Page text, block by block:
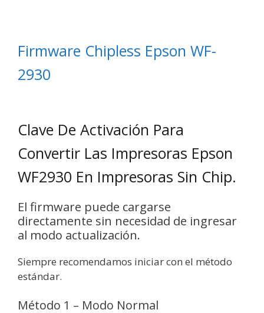
Firmware Chipless Epson WF-
2930
Clave De Activación Para
Convertir Las Impresoras Epson
WF2930 En Impresoras Sin Chip.
El firmware puede cargarse
directamente sin necesidad de ingresar
al modo actualización.
Siempre recomendamos iniciar con el método
estándar.
Método 1 – Modo Normal